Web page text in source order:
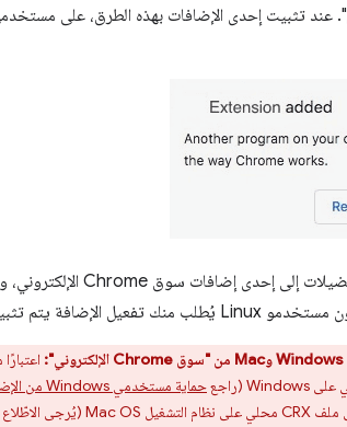
حماية مستخدمي Windows من الإضافات الضارة